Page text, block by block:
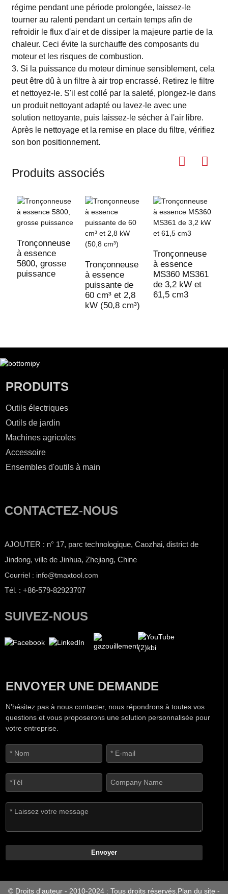
régime pendant une période prolongée, laissez-le
tourner au ralenti pendant un certain temps afin de
refroidir le flux d'air et de dissiper la majeure partie de la
chaleur. Ceci évite la surchauffe des composants du
moteur et les risques de combustion.
3. Si la puissance du moteur diminue sensiblement, cela
peut être dû à un filtre à air trop encrassé. Retirez le filtre
et nettoyez-le. S'il est collé par la saleté, plongez-le dans
un produit nettoyant adapté ou lavez-le avec une
solution nettoyante, puis laissez-le sécher à l'air libre.
Après le nettoyage et la remise en place du filtre, vérifiez
son bon positionnement.
Produits associés
Tronçonneuse
à essence
5800, grosse
puissance
Tronçonneuse
à essence
puissante de
60 cm³ et 2,8
kW (50,8 cm³)
Tronçonneuse
à essence
MS360 MS361
de 3,2 kW et
61,5 cm3
PRODUITS
Outils électriques
Outils de jardin
Machines agricoles
Accessoire
Ensembles d'outils à main
CONTACTEZ-NOUS
AJOUTER : n° 17, parc technologique, Caozhai, district de
Jindong, ville de Jinhua, Zhejiang, Chine
Courriel : info@tmaxtool.com
Tél. : +86-579-82923707
SUIVEZ-NOUS
ENVOYER UNE DEMANDE
N’hésitez pas à nous contacter, nous répondrons à toutes vos
questions et vous proposerons une solution personnalisée pour
votre entreprise.
Envoyer
© Droits d'auteur - 2010-2024 : Tous droits réservés. Plan du site -